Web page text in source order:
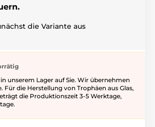
die Variante aus
unserem Lager auf Sie. Wir übernehmen
Für die Herstellung von Trophäen aus Glas,
die Produktionszeit 3-5 ​​Werktage,